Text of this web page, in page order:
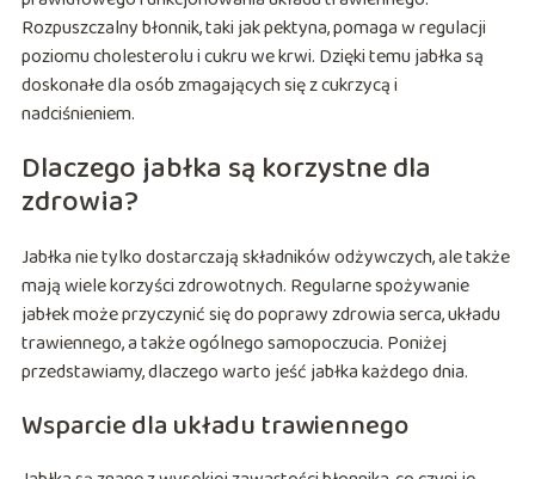
Rozpuszczalny błonnik, taki jak pektyna, pomaga w regulacji
poziomu cholesterolu i cukru we krwi. Dzięki temu jabłka są
doskonałe dla osób zmagających się z cukrzycą i
nadciśnieniem.
Dlaczego jabłka są korzystne dla
zdrowia?
Jabłka nie tylko dostarczają składników odżywczych, ale także
mają wiele korzyści zdrowotnych. Regularne spożywanie
jabłek może przyczynić się do poprawy zdrowia serca, układu
trawiennego, a także ogólnego samopoczucia. Poniżej
przedstawiamy, dlaczego warto jeść jabłka każdego dnia.
Wsparcie dla układu trawiennego